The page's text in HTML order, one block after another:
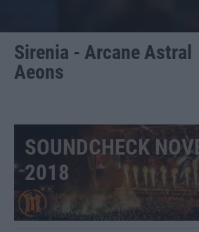
Sirenia - Arcane Astral
Aeons
SOUNDCHECK
2018